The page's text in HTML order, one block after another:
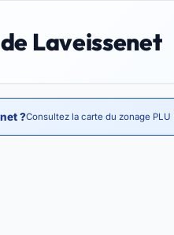
Laveissenet
?Consultez la carte du zonage